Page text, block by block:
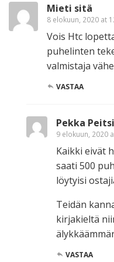
Mieti sitä
8 elokuun, 2020 at
Vois Htc
puhelinten
valmistaja
VASTAA
Pekka
9 elokuun, 2020
Kaikki eivät
saati 500
löytyisi
Teidän
kirjakieltä
VASTAA